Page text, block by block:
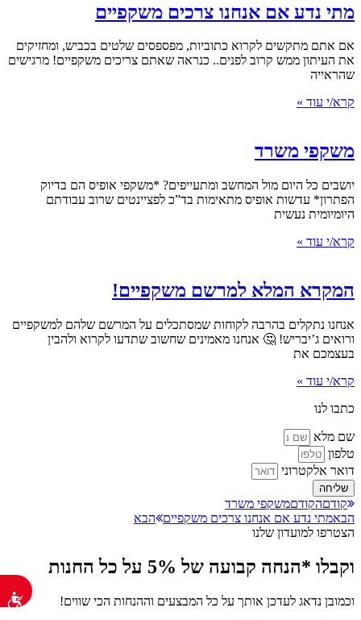
מתי נדע אם אנחנו צרכים משקפיים
אם אתם מתקשים לקרוא כתוביות, מפספסים שלטים בכביש, ומחזיקים
את העיתון ממש קרוב לפנים.. כנראה שאתם צריכים משקפיים! מרגישים
שהראייה
קרא/י עוד »
משקפי משרד
יושבים כל היום מול המחשב ומתעייפים? *משקפי אופיס הם בדיוק
הפתרון* עדשות אופיס מתאימות בד”כ לפציינטים שרוב עבודתם
היומיומית נעשית
קרא/י עוד »
המקרא המלא למרשם משקפיים!
אנחנו נתקלים בהרבה לקוחות שמסתכלים על המרשם שלהם למשקפיים
ורואים ג’יבריש! 🤔 אנחנו מאמינים שחשוב שתדעו לקרוא ולהבין
בעצמכם את
קרא/י עוד »
כתבו לנו
שם מלא
טלפון
דואר אלקטרוני
שליחה
קודםהקודםמשקפי משרד
הבאמתי נדע אם אנחנו צרכים משקפיים
הבא
הצטרפו למועדון שלנו
וקבלו *הנחה קבועה של 5% על כל החנות
וכמובן נדאג לעדכן אותך על כל המבצעים וההנחות הכי שווים!